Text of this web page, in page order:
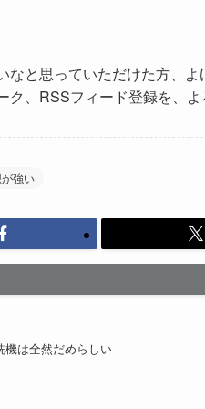
なと思っていただけた方、
ク、RSSフィード登録を、よ
強い
機は全然だめらしい